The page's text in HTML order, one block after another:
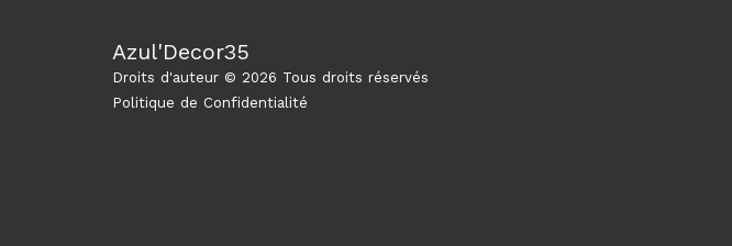
Azul'Decor35
Droits d'auteur © 2026 Tous droits réservés
Politique de Confidentialité